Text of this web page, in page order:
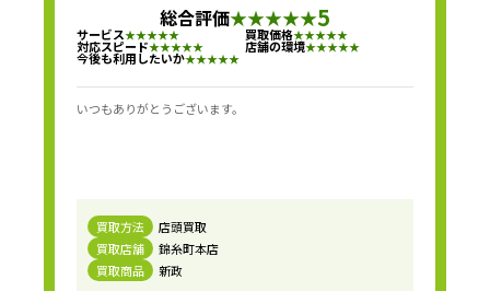
総合評価★★★★★5
サービス★★★★★ 買取価格★★★★★
対応スピード★★★★★ 店舗の環境★★★★★
今後も利用したいか★★★★★
いつもありがとうございます。
買取方法
店頭買取
買取店舗
錦糸町本店
買取商品
新政